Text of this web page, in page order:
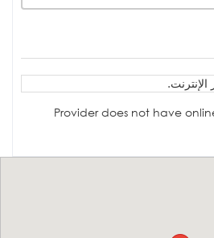
Provider does not have